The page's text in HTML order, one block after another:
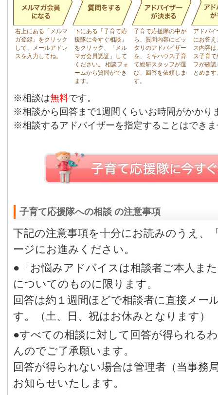
右上にある「メルマ
ガ登録」をクリック
して、メールアドレ
スを入力してね。
下にある「子育て応
援隊に今すぐ相談」
をクリック、「メル
マガ会員認証」して
ください。 相談フォ
ームから質問ができ
ます。
子育て応援隊の中か
ら、質問内容にピッ
タリのアドバイザー
を、ミキハウス子育
て総研スタッフが選
び、回答を依頼しま
す。
アドバ
にお答
ス内容
ス子育
フが確
とめます
※相談は無料です。
※相談から回答まで1週間くらいお時間がかかり
※相談するアドバイザーを指定することはでき
子育て応援隊への相談 の注意事項
下記の注意事項を十分にお読みのうえ、
ージにお進みください。
●「お悩みアドバイスは相談者ご本人ま
についてのものに限ります。
回答は約１週間ほどで相談者に直接メー
す。（土、日、祝はお休みとなります）
●すべての相談に対して回答が得られる
んのでご了承願います。
回答が得られない場合は管理者（当事務
お知らせいたします。